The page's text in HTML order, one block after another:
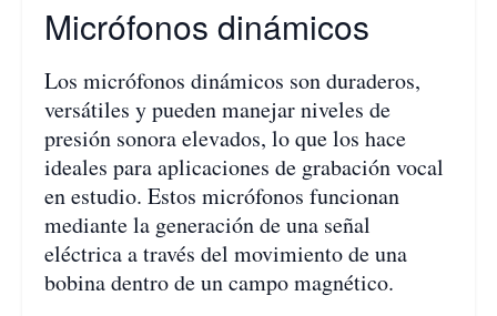
Micrófonos dinámicos
Los micrófonos dinámicos son duraderos,
versátiles y pueden manejar niveles de
presión sonora elevados, lo que los hace
ideales para aplicaciones de grabación vocal
en estudio. Estos micrófonos funcionan
mediante la generación de una señal
eléctrica a través del movimiento de una
bobina dentro de un campo magnético.